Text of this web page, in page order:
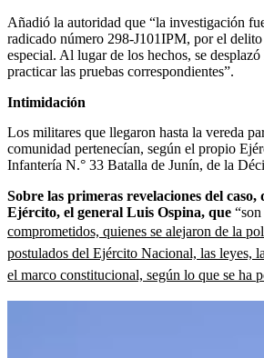
Añadió la autoridad que “la investigación
radicado número 298-J101IPM, por el delito
especial. Al lugar de los hechos, se
practicar las pruebas correspondientes”.
Intimidación
Los militares que llegaron hasta la vereda
comunidad pertenecían, según el propio
Infantería N.° 33 Batalla de Junín, de la
Sobre las primeras revelaciones del
Ejército, el general Luis Ospina, que
comprometidos, quienes se alejaron de la
postulados del Ejército Nacional, las leyes,
el marco constitucional, según lo que se ha